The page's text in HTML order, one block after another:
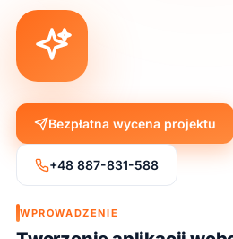
Bezpłatna wycena projektu
+48 887-831-588
WPROWADZENIE